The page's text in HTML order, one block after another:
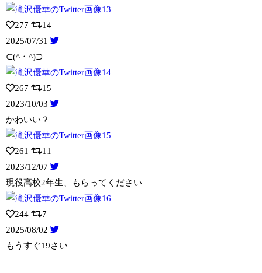
277
14
2025/07/31
⊂(^・^)⊃
267
15
2023/10/03
かわいい？
261
11
2023/12/07
現役高校2年生、もらってください
244
7
2025/08/02
もうすぐ19さい